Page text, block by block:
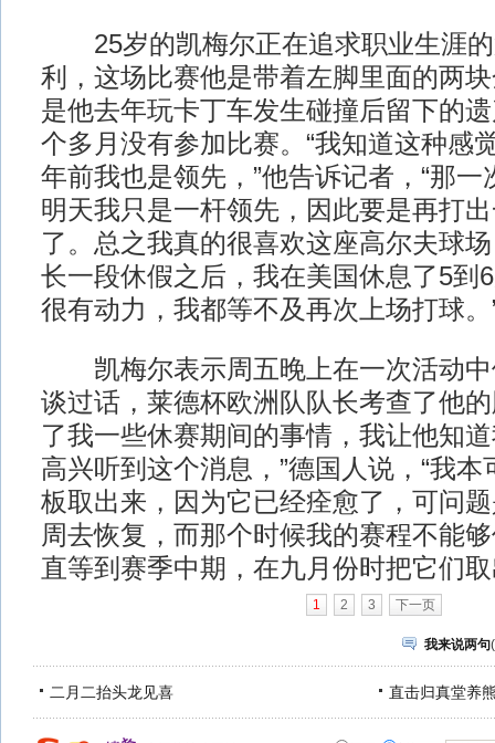
25岁的凯梅尔正在追求职业生涯的
利，这场比赛他是带着左脚里面的两
是他去年玩卡丁车发生碰撞后留下的
个多月没有参加比赛。“我知道这种感
年前我也是领先，”他告诉记者，“那
明天我只是一杆领先，因此要是再打
了。总之我真的很喜欢这座高尔夫球
长一段休假之后，我在美国休息了5到
很有动力，我都等不及再次上场打球。
凯梅尔表示周五晚上在一次活动中
谈过话，莱德杯欧洲队队长考查了他
了我一些休赛期间的事情，我让他知
高兴听到这个消息，”德国人说，“我
板取出来，因为它已经痊愈了，可问
周去恢复，而那个时候我的赛程不能
直等到赛季中期，在九月份时把它们取
1 2 3 下一页
我来说两句(
二月二抬头龙见喜 直击归真堂养